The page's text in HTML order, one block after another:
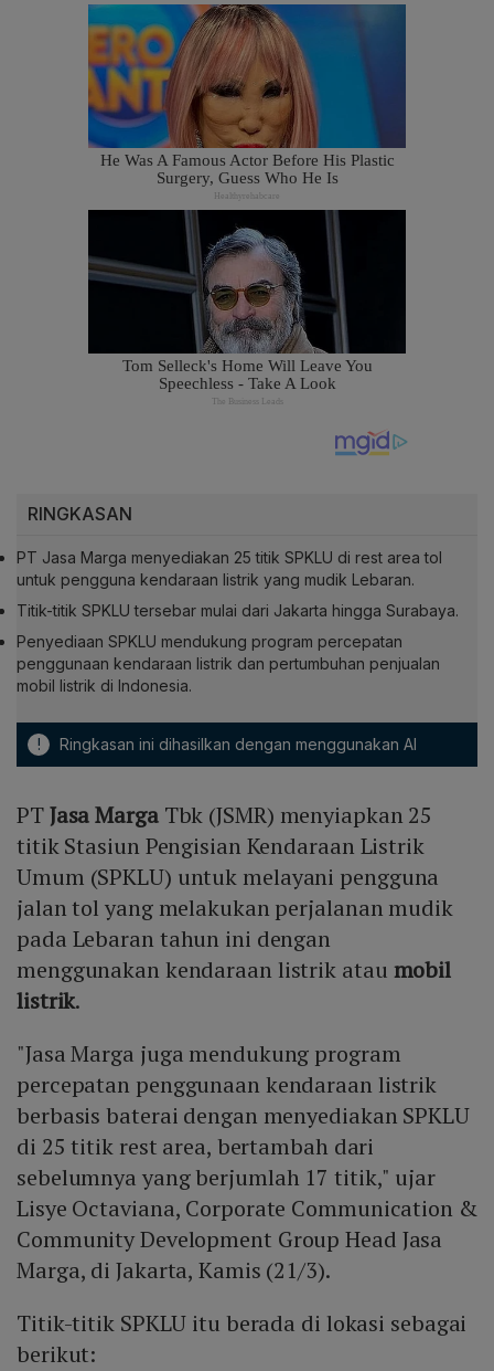
RINGKASAN
PT Jasa Marga menyediakan 25 titik SPKLU di rest area tol
untuk pengguna kendaraan listrik yang mudik Lebaran.
Titik-titik SPKLU tersebar mulai dari Jakarta hingga Surabaya.
Penyediaan SPKLU mendukung program percepatan
penggunaan kendaraan listrik dan pertumbuhan penjualan
mobil listrik di Indonesia.
! Ringkasan ini dihasilkan dengan menggunakan AI
PTJasa MargaTbk (JSMR) menyiapkan 25
titik Stasiun Pengisian Kendaraan Listrik
Umum (SPKLU) untuk melayani pengguna
jalan tol yang melakukan perjalanan mudik
pada Lebaran tahun ini dengan
menggunakan kendaraan listrik atau mobil
listrik.
"Jasa Marga juga mendukung program
percepatan penggunaan kendaraan listrik
berbasis baterai dengan menyediakan SPKLU
di 25 titik rest area, bertambah dari
sebelumnya yang berjumlah 17 titik," ujar
Lisye Octaviana, Corporate Communication &
Community Development Group Head Jasa
Marga, di Jakarta, Kamis (21/3).
Titik-titik SPKLU itu berada di lokasi sebagai
berikut: